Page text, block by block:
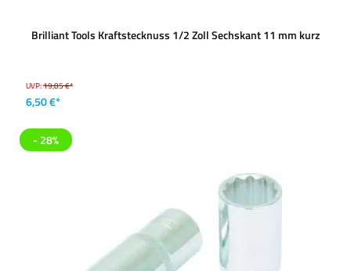
Brilliant Tools Kraftstecknuss 1/2 Zoll Sechskant 11 mm kurz
UVP:19,85 €*
6,50 €*
- 28%